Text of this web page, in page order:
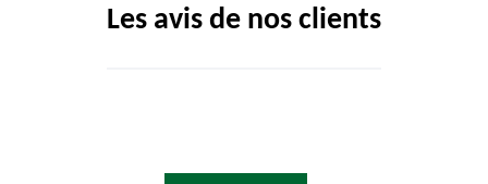
Les avis de nos clients